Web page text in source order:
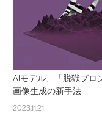
AIモデル、「脱獄プロ
画像生成の新手法
2023.11.21